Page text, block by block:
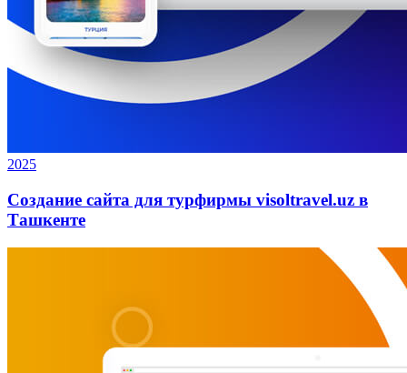
2025
Создание сайта для турфирмы visoltravel.uz в
Ташкенте